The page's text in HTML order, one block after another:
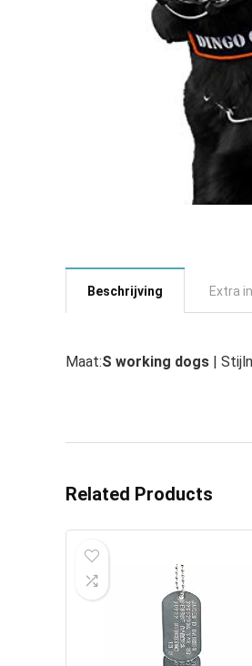
Beschrijving Extra
Maat:S working dogs |
Related Products